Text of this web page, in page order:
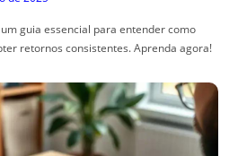
guia essencial para entender como
retornos consistentes. Aprenda agora!